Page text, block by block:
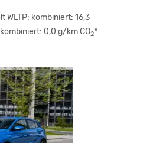
kombiniert: 16,3
0,0 g/km CO2*